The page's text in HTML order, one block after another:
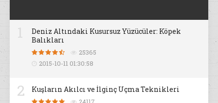
Deniz Altındaki Kusursuz Yüzücüler: Köpek
Balıkları
25365
2015-10-11 01:30:58
2 Kuşların Akılcı ve İlginç Uçma Teknikleri